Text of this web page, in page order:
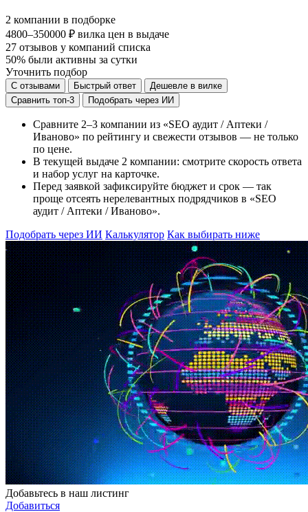
2 компании в подборке
4800–350000 ₽ вилка цен в выдаче
27 отзывов у компаний списка
50% были активны за сутки
Уточнить подбор
С отзывами Быстрый ответ
Дешевле в вилке
Сравнить топ-3
Подобрать через ИИ
Сравните 2–3 компании из «SEO аудит / Аптеки /
Иваново» по рейтингу и свежести отзывов — не только
по цене.
В текущей выдаче 2 компании: смотрите скорость ответа
и набор услуг на карточке.
Перед заявкой зафиксируйте бюджет и срок — так
проще отсеять нерелевантных подрядчиков в «SEO
аудит / Аптеки / Иваново».
Подобрать через ИИ Калькулятор Как выбирать ниже
Добавьтесь в наш листинг
Добавиться